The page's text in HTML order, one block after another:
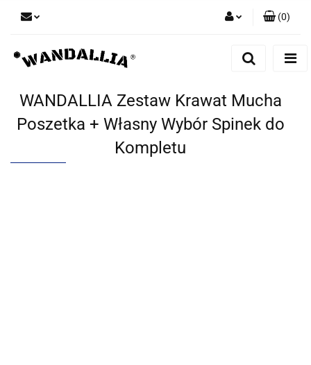
Dodaj zgłoszenie
(0)
WANDALLIA Zestaw Krawat Mucha
Poszetka + Własny Wybór Spinek do
Kompletu